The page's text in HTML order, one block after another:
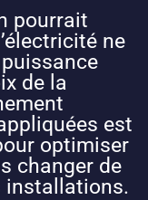
pourrait
ne
de la
est
optimiser
changer de
installations.